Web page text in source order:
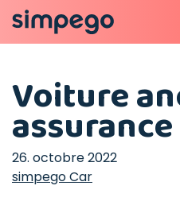
Voiture
26. octobre 2022
simpego Car